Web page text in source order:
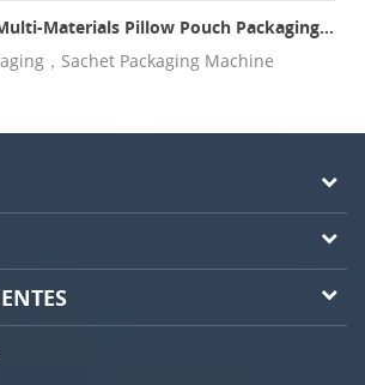
T68S Automatic Multi-Materials Pillow Pouch Packaging Production Line
，Sachet Packaging Machine